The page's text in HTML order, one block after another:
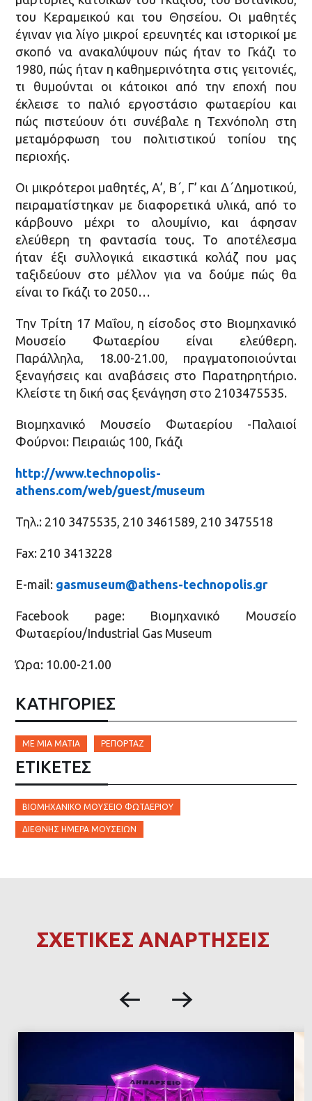
του Κεραμεικού και του Θησείου. Οι μαθητές
έγιναν για λίγο μικροί ερευνητές και ιστορικοί με
σκοπό να ανακαλύψουν πώς ήταν το Γκάζι το
1980, πώς ήταν η καθημερινότητα στις γειτονιές,
τι θυμούνται οι κάτοικοι από την εποχή που
έκλεισε το παλιό εργοστάσιο φωταερίου και
πώς πιστεύουν ότι συνέβαλε η Τεχνόπολη στη
μεταμόρφωση του πολιτιστικού τοπίου της
περιοχής.
Οι μικρότεροι μαθητές, Α’, Β΄, Γ’ και Δ΄Δημοτικού,
πειραματίστηκαν με διαφορετικά υλικά, από το
κάρβουνο μέχρι το αλουμίνιο, και άφησαν
ελεύθερη τη φαντασία τους. Το αποτέλεσμα
ήταν έξι συλλογικά εικαστικά κολάζ που μας
ταξιδεύουν στο μέλλον για να δούμε πώς θα
είναι το Γκάζι το 2050…
Την Τρίτη 17 Μαΐου, η είσοδος στο Βιομηχανικό
Μουσείο Φωταερίου είναι ελεύθερη.
Παράλληλα, 18.00-21.00, πραγματοποιούνται
ξεναγήσεις και αναβάσεις στο Παρατηρητήριο.
Κλείστε τη δική σας ξενάγηση στο 2103475535.
Βιομηχανικό Μουσείο Φωταερίου -Παλαιοί
Φούρνοι: Πειραιώς 100, Γκάζι
http://www.technopolis-
athens.com/web/guest/museum
Τηλ.: 210 3475535, 210 3461589, 210 3475518
Fax: 210 3413228
E-mail: gasmuseum@athens-technopolis.gr
Facebook page: Βιομηχανικό Μουσείο
Φωταερίου/Industrial Gas Museum
Ώρα: 10.00-21.00
ΚΑΤΗΓΟΡΙΕΣ
ΜΕ ΜΙΑ ΜΑΤΙΆ ΡΕΠΟΡΤΆΖ
ΕΤΙΚΈΤΕΣ
ΒΙΟΜΗΧΑΝΙΚΌ ΜΟΥΣΕΊΟ ΦΩΤΑΕΡΊΟΥ
ΔΙΕΘΝΉΣ ΗΜΈΡΑ ΜΟΥΣΕΊΩΝ
ΣΧΕΤΙΚΕΣ ΑΝΑΡΤΗΣΕΙΣ